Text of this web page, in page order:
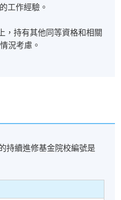
工作經驗。
，持有其他同等資格和相關
況考慮。
持續進修基金院校編號是